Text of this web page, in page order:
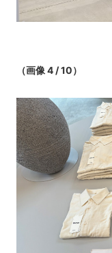
（画像 4 / 10）